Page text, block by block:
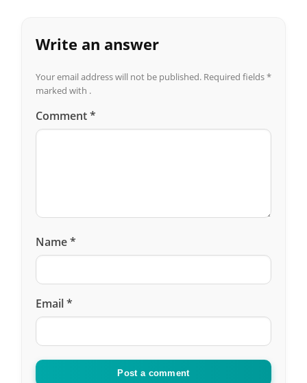
Write an answer
Your email address will not be published. Required fields*
marked with .
Comment*
Name*
Email*
Post a comment